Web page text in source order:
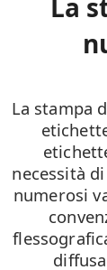
La
La stampa
necessità
numerosi